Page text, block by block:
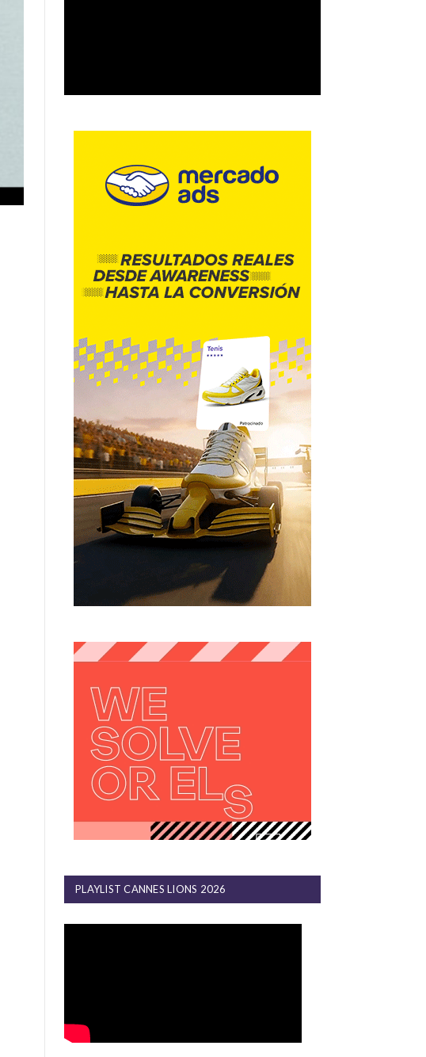
PLAYLIST CANNES LIONS 2026